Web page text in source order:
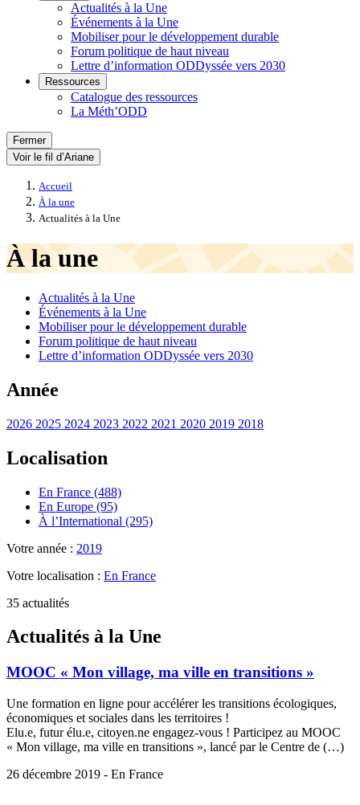
Actualités à la Une
Événements à la Une
Mobiliser pour le développement durable
Forum politique de haut niveau
Lettre d’information ODDyssée vers 2030
Ressources
Catalogue des ressources
La Méth’ODD
Fermer
Voir le fil d’Ariane
Accueil
À la une
Actualités à la Une
À la une
Actualités à la Une
Événements à la Une
Mobiliser pour le développement durable
Forum politique de haut niveau
Lettre d’information ODDyssée vers 2030
Année
2026 2025 2024 2023 2022 2021 2020 2019 2018
Localisation
En France (488)
En Europe (95)
À l’International (295)
Votre année : 2019
Votre localisation : En France
35 actualités
Actualités à la Une
MOOC « Mon village, ma ville en transitions »
Une formation en ligne pour accélérer les transitions écologiques,
économiques et sociales dans les territoires !
Elu.e, futur élu.e, citoyen.ne engagez-vous ! Participez au MOOC
« Mon village, ma ville en transitions », lancé par le Centre de (…)
26 décembre 2019 - En France